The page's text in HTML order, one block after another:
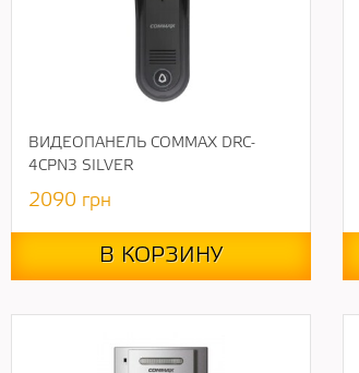
ВИДЕОПАНЕЛЬ COMMAX DRC-
4CPN3 SILVER
2090 грн
В КОРЗИНУ